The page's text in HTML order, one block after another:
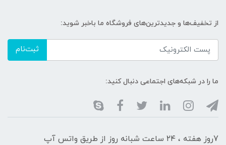
از تخفیف‌ها و جدیدترین‌های فروشگاه ما باخبر شوید:
ثبت‌نام
ما را در شبکه‌های اجتماعی دنبال کنید:
7روز هفته ، ۲۴ ساعت شبانه‌ روز از طریق واتس آپ